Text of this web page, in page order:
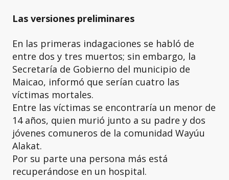
Las versiones preliminares
En las primeras indagaciones se habló de
entre dos y tres muertos; sin embargo, la
Secretaría de Gobierno del municipio de
Maicao, informó que serían cuatro las
víctimas mortales.
Entre las víctimas se encontraría un menor de
14 años, quien murió junto a su padre y dos
jóvenes comuneros de la comunidad Wayúu
Alakat.
Por su parte una persona más está
recuperándose en un hospital.